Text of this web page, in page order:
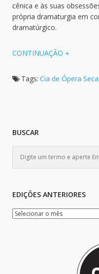
cênica e às suas
própria dramaturgia em
dramatúrgico.
CONTINUAÇÃO
Tags: Cia de Ópera Seca
BUSCAR
EDIÇÕES ANTERIORES